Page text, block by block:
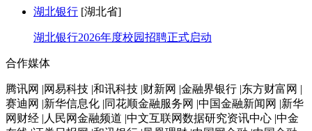
湖北银行 [湖北省]
湖北银行2026年度校园招聘正式启动
合作媒体
腾讯网 |网易科技 |和讯科技 |财新网 |金融界银行 |东方财富网 |
赛迪网 |新华信息化 |同花顺金融服务网 |中国金融新闻网 |新华
网财经 |人民网金融频道 |中文互联网数据研究资讯中心 |中金